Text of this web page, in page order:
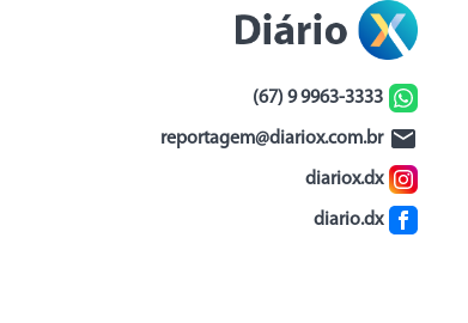
(67) 9 9963-3333
reportagem@diariox.com.br
diariox.dx
diario.dx